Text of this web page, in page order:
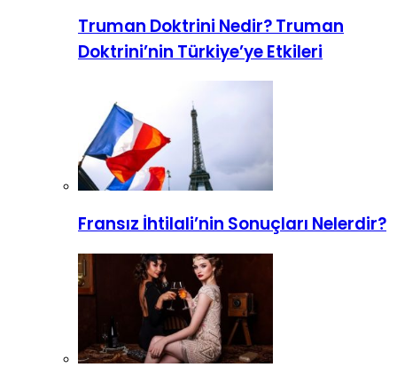
Truman Doktrini Nedir? Truman
Doktrini’nin Türkiye’ye Etkileri
Fransız İhtilali’nin Sonuçları Nelerdir?